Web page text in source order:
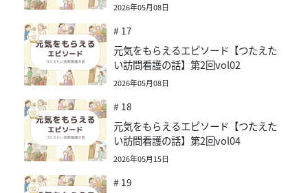
2026年05月08日
# 17
元気をもらえるエピソード【つたえた
い訪問看護の話】第2回vol02
2026年05月08日
# 18
元気をもらえるエピソード【つたえた
い訪問看護の話】第2回vol04
2026年05月15日
# 19